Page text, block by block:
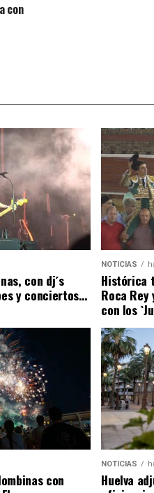
con
con dj´s
y conciertos…
NOTICIAS
Histórica
Roca Rey
con los
con
NOTICIAS
Huelva